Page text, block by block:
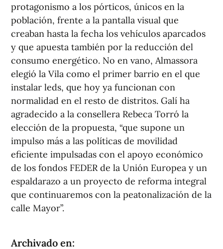
protagonismo a los pórticos, únicos en la
población, frente a la pantalla visual que
creaban hasta la fecha los vehículos aparcados
y que apuesta también por la reducción del
consumo energético. No en vano, Almassora
elegió la Vila como el primer barrio en el que
instalar leds, que hoy ya funcionan con
normalidad en el resto de distritos. Galí ha
agradecido a la consellera Rebeca Torró la
elección de la propuesta, “que supone un
impulso más a las políticas de movilidad
eficiente impulsadas con el apoyo económico
de los fondos FEDER de la Unión Europea y un
espaldarazo a un proyecto de reforma integral
que continuaremos con la peatonalización de la
calle Mayor”.
Archivado en: